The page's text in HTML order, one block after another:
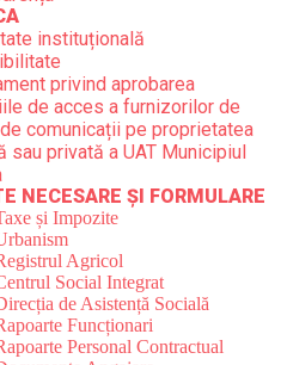
instituțională
privind aprobarea
de acces a furnizorilor de
comunicații pe proprietatea
sau privată a UAT Municipiul
NECESARE ȘI FORMULARE
și Impozite
Agricol
Social Integrat
de Asistență Socială
Funcționari
Personal Contractual